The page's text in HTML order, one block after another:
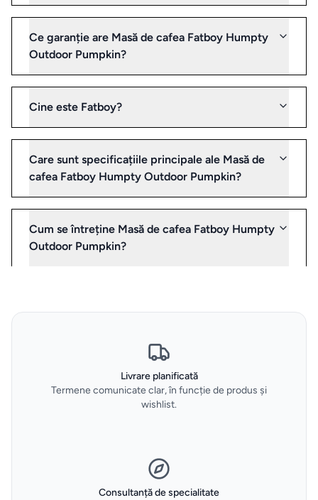
bucătărie
ustensile
Sticle
de
apa
Cutii
pranz
Vesela
si bar
Parfumuri
interior
Ce garanție are Masă de cafea Fatboy Humpty
Outdoor Pumpkin?
Cine este Fatboy?
Care sunt specificațiile principale ale Masă de
cafea Fatboy Humpty Outdoor Pumpkin?
Cum se întreține Masă de cafea Fatboy Humpty
Outdoor Pumpkin?
Livrare planificată
Termene comunicate clar, în funcție de produs și
wishlist.
Consultanță de specialitate